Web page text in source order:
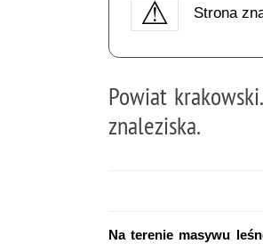
Strona
Powiat
znaleziska.
Na terenie masywu